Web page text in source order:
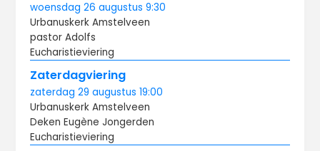
woensdag 26 augustus9:30
Urbanuskerk Amstelveen
pastor Adolfs
Eucharistieviering
Zaterdagviering
zaterdag 29 augustus19:00
Urbanuskerk Amstelveen
Deken Eugène Jongerden
Eucharistieviering